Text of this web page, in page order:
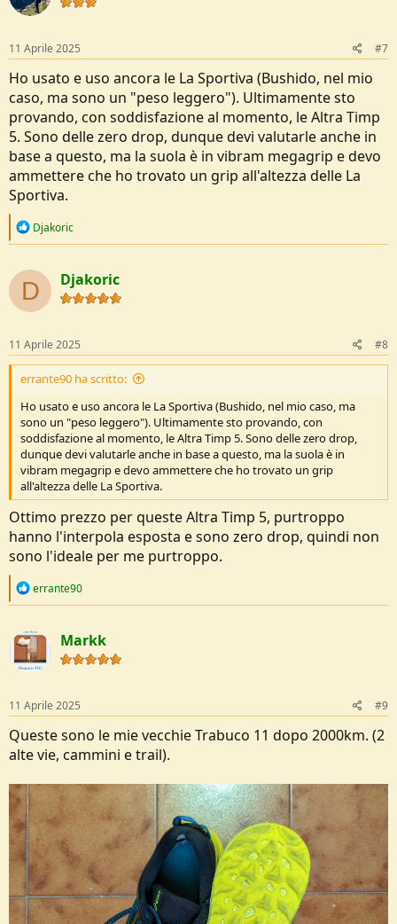
11 Aprile 2025 #7
Ho usato e uso ancora le La Sportiva (Bushido, nel mio
caso, ma sono un "peso leggero"). Ultimamente sto
provando, con soddisfazione al momento, le Altra Timp
5. Sono delle zero drop, dunque devi valutarle anche in
base a questo, ma la suola è in vibram megagrip e devo
ammettere che ho trovato un grip all'altezza delle La
Sportiva.
R
c
t
i
o
s
:
Djakoric
D Djakoric
11 Aprile 2025 #8
errante90 ha scritto:
Ho usato e uso ancora le La Sportiva (Bushido, nel mio caso, ma
sono un "peso leggero"). Ultimamente sto provando, con
soddisfazione al momento, le Altra Timp 5. Sono delle zero drop,
dunque devi valutarle anche in base a questo, ma la suola è in
vibram megagrip e devo ammettere che ho trovato un grip
all'altezza delle La Sportiva.
Ottimo prezzo per queste Altra Timp 5, purtroppo
hanno l'interpola esposta e sono zero drop, quindi non
sono l'ideale per me purtroppo.
R
c
i
o
s
:
errante90
Markk
11 Aprile 2025 #9
Queste sono le mie vecchie Trabuco 11 dopo 2000km. (2
alte vie, cammini e trail).